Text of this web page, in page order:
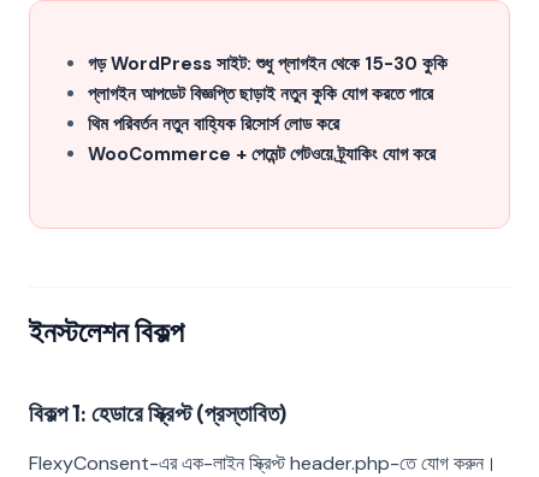
গড় WordPress সাইট: শুধু প্লাগইন থেকে 15-30 কুকি
প্লাগইন আপডেট বিজ্ঞপ্তি ছাড়াই নতুন কুকি যোগ করতে পারে
থিম পরিবর্তন নতুন বাহ্যিক রিসোর্স লোড করে
WooCommerce + পেমেন্ট গেটওয়ে ট্র্যাকিং যোগ করে
ইনস্টলেশন বিকল্প
বিকল্প 1: হেডারে স্ক্রিপ্ট (প্রস্তাবিত)
FlexyConsent-এর এক-লাইন স্ক্রিপ্ট header.php-তে যোগ করুন।